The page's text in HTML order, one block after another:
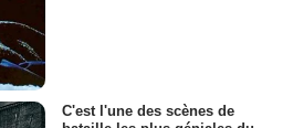
C'est l'une des scènes de